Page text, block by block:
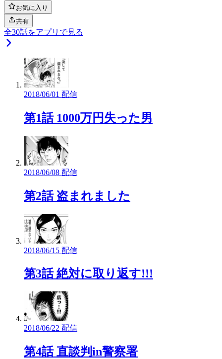
お気に入り
共有
全30話をアプリで見る
2018/06/01 配信
第1話 1000万円失った男
2018/06/08 配信
第2話 盗まれました
2018/06/15 配信
第3話 絶対に取り返す!!!
2018/06/22 配信
第4話 直談判in警察署